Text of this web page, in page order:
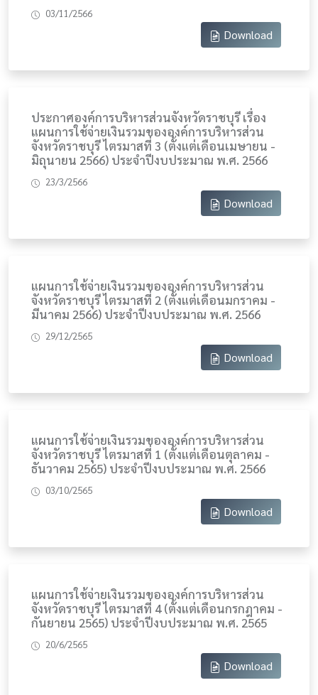
03/11/2566
Download
ประกาศองค์การบริหารส่วนจังหวัดราชบุรี เรื่อง
แผนการใช้จ่ายเงินรวมขององค์การบริหารส่วน
จังหวัดราชบุรี ไตรมาสที่ 3 (ตั้งแต่เดือนเมษายน -
มิถุนายน 2566) ประจำปีงบประมาณ พ.ศ. 2566
23/3/2566
Download
แผนการใช้จ่ายเงินรวมขององค์การบริหารส่วน
จังหวัดราชบุรี ไตรมาสที่ 2 (ตั้งแต่เดือนมกราคม -
มีนาคม 2566) ประจำปีงบประมาณ พ.ศ. 2566
29/12/2565
Download
แผนการใช้จ่ายเงินรวมขององค์การบริหารส่วน
จังหวัดราชบุรี ไตรมาสที่ 1 (ตั้งแต่เดือนตุลาคม -
ธันวาคม 2565) ประจำปีงบประมาณ พ.ศ. 2566
03/10/2565
Download
แผนการใช้จ่ายเงินรวมขององค์การบริหารส่วน
จังหวัดราชบุรี ไตรมาสที่ 4 (ตั้งแต่เดือนกรกฎาคม -
กันยายน 2565) ประจำปีงบประมาณ พ.ศ. 2565
20/6/2565
Download